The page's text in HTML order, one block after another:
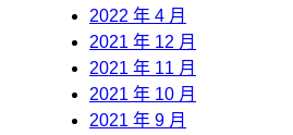
2022 年 4 月
2021 年 12 月
2021 年 11 月
2021 年 10 月
2021 年 9 月